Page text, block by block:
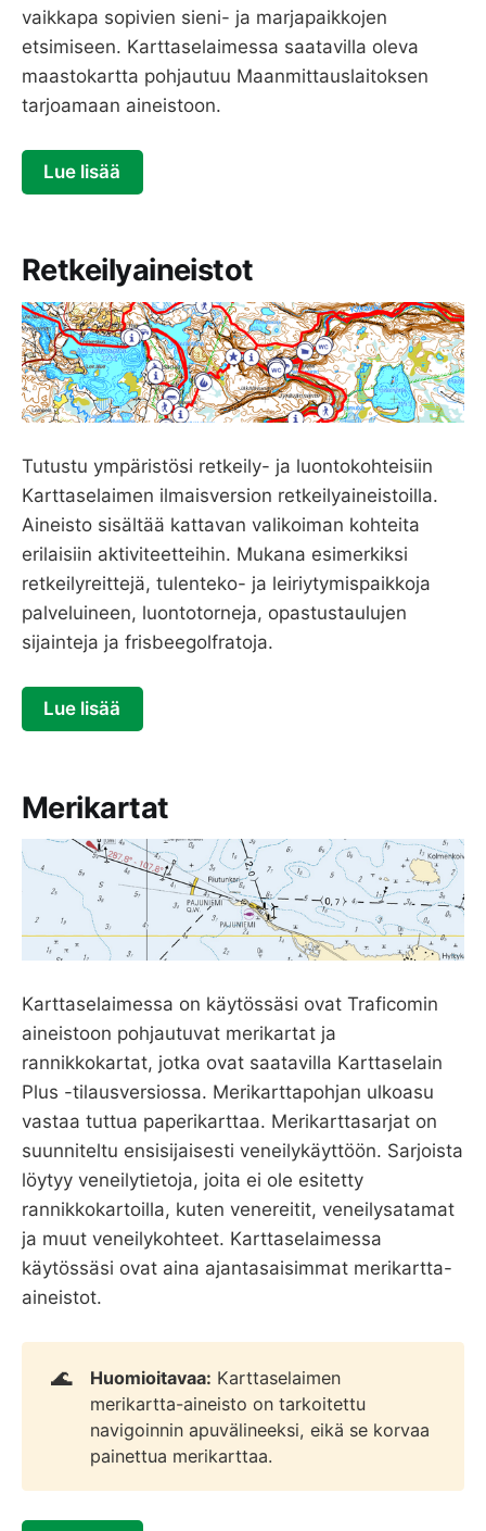
vaikkapa sopivien sieni- ja marjapaikkojen
etsimiseen. Karttaselaimessa saatavilla oleva
maastokartta pohjautuu Maanmittauslaitoksen
tarjoamaan aineistoon.
Lue lisää
Retkeilyaineistot
Tutustu ympäristösi retkeily- ja luontokohteisiin
Karttaselaimen ilmaisversion retkeilyaineistoilla.
Aineisto sisältää kattavan valikoiman kohteita
erilaisiin aktiviteetteihin. Mukana esimerkiksi
retkeilyreittejä, tulenteko- ja leiriytymispaikkoja
palveluineen, luontotorneja, opastustaulujen
sijainteja ja frisbeegolfratoja.
Lue lisää
Merikartat
Karttaselaimessa on käytössäsi ovat Traficomin
aineistoon pohjautuvat merikartat ja
rannikkokartat, jotka ovat saatavilla Karttaselain
Plus -tilausversiossa. Merikarttapohjan ulkoasu
vastaa tuttua paperikarttaa. Merikarttasarjat on
suunniteltu ensisijaisesti veneilykäyttöön. Sarjoista
löytyy veneilytietoja, joita ei ole esitetty
rannikkokartoilla, kuten venereitit, veneilysatamat
ja muut veneilykohteet. Karttaselaimessa
käytössäsi ovat aina ajantasaisimmat merikartta-
aineistot.
🌊 Huomioitavaa: Karttaselaimen
merikartta-aineisto on tarkoitettu
navigoinnin apuvälineeksi, eikä se korvaa
painettua merikarttaa.